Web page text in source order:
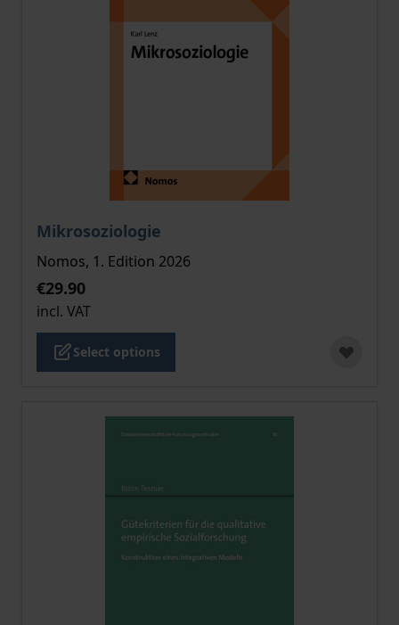
Mikrosoziologie
The price depends on the options chosen on the
Nomos, 1. Edition 2026
€29.90
incl. VAT
Select options